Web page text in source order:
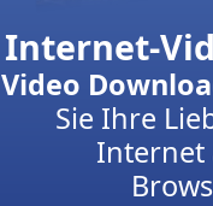
Internet-
Video
Sie Ihre
Internet